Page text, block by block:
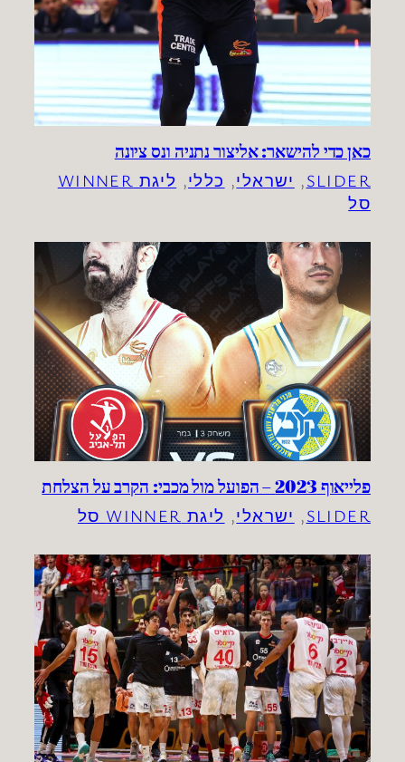
כאן כדי להישאר: אליצור נתניה ונס ציונה
SLIDER
, ישראלי, כללי,
ליגת WINNER
סל
פלייאוף 2023 – הפועל מול מכבי: הקרב על הצלחת
SLIDER
, ישראלי, ליגת WINNER סל